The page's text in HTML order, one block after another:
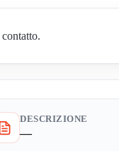
DESCRIZIONE
—